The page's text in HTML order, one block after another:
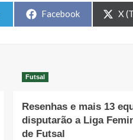
Share
Facebook
on
X
Futsal
Resenhas e mais 13
disputarão a Liga
de Futsal